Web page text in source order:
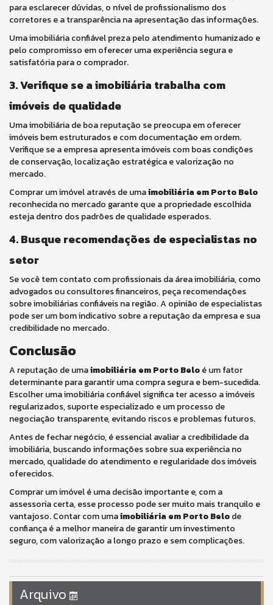
para esclarecer dúvidas, o nível de profissionalismo dos
corretores e a transparência na apresentação das informações.
Uma imobiliária confiável preza pelo atendimento humanizado e
pelo compromisso em oferecer uma experiência segura e
satisfatória para o comprador.
3. Verifique se a imobiliária trabalha com
imóveis de qualidade
Uma imobiliária de boa reputação se preocupa em oferecer
imóveis bem estruturados e com documentação em ordem.
Verifique se a empresa apresenta imóveis com boas condições
de conservação, localização estratégica e valorização no
mercado.
Comprar um imóvel através de umaimobiliária em Porto Belo
reconhecida no mercado garante que a propriedade escolhida
esteja dentro dos padrões de qualidade esperados.
4. Busque recomendações de especialistas no
setor
Se você tem contato com profissionais da área imobiliária, como
advogados ou consultores financeiros, peça recomendações
sobre imobiliárias confiáveis na região. A opinião de especialistas
pode ser um bom indicativo sobre a reputação da empresa e sua
credibilidade no mercado.
Conclusão
A reputação de umaimobiliária em Porto Beloé um fator
determinante para garantir uma compra segura e bem-sucedida.
Escolher uma imobiliária confiável significa ter acesso a imóveis
regularizados, suporte especializado e um processo de
negociação transparente, evitando riscos e problemas futuros.
Antes de fechar negócio, é essencial avaliar a credibilidade da
imobiliária, buscando informações sobre sua experiência no
mercado, qualidade do atendimento e regularidade dos imóveis
oferecidos.
Comprar um imóvel é uma decisão importante e, com a
assessoria certa, esse processo pode ser muito mais tranquilo e
vantajoso. Contar com umaimobiliária em Porto Belode
confiança é a melhor maneira de garantir um investimento
seguro, com valorização a longo prazo e sem complicações.
Arquivo